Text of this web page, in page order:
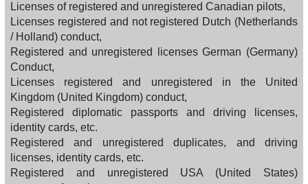
Licenses of registered and unregistered Canadian pilots,
Licenses registered and not registered Dutch (Netherlands
/ Holland) conduct,
Registered and unregistered licenses German (Germany)
Conduct,
Licenses registered and unregistered in the United
Kingdom (United Kingdom) conduct,
Registered diplomatic passports and driving licenses,
identity cards, etc.
Registered and unregistered duplicates, and driving
licenses, identity cards, etc.
Registered and unregistered USA (United States)